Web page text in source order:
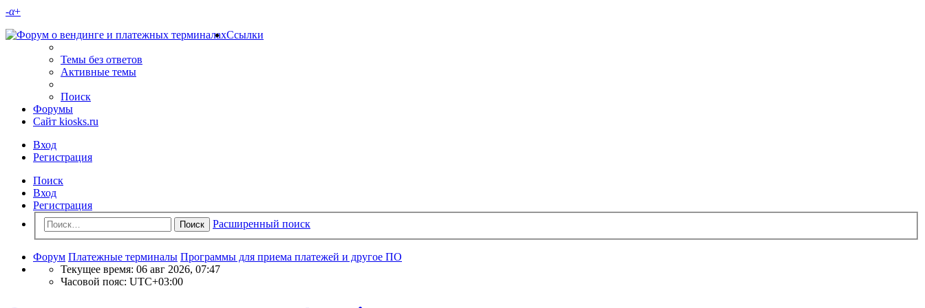
-α+
Ссылки
Темы без ответов
Активные темы
Поиск
Форумы
Сайт kiosks.ru
Вход
Регистрация
Поиск
Вход
Регистрация
Поиск Расширенный поиск
Форум Платежные терминалы Программы для приема платежей и другое ПО
Текущее время: 06 авг 2026, 07:47
Часовой пояс: UTC+03:00